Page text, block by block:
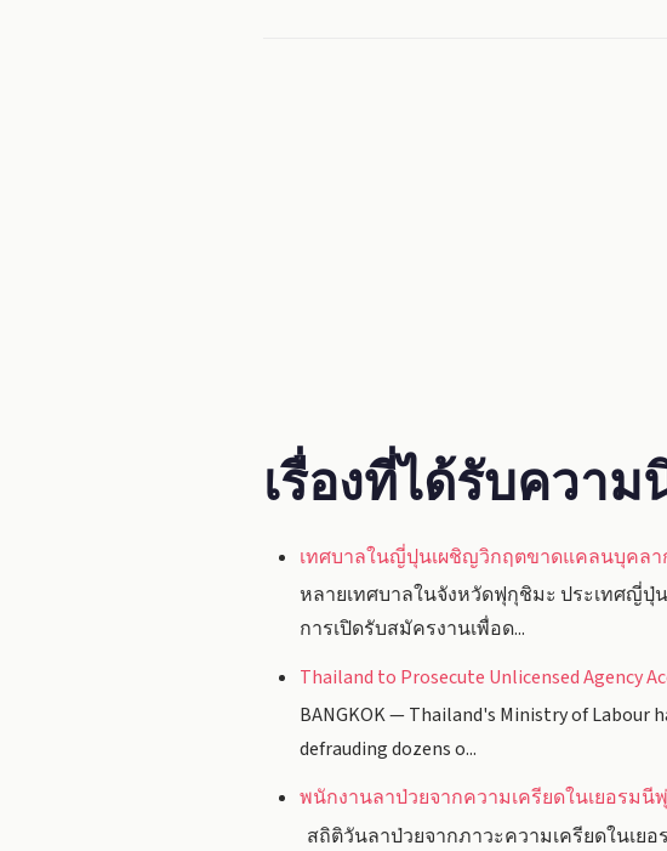
เรื่องที่ได้รับความ
เทศบาลในญี่ปุนเผชิญวิกฤตขาดแคลนบุคล
หลายเทศบาลในจังหวัดฟุกุชิมะ ประเทศญี่ปุ่
การเปิดรับสมัครงานเพื่อด...
Thailand to Prosecute Unlicensed Agency
BANGKOK — Thailand's Ministry of Labour
defrauding dozens o...
พนักงานลาป่วยจากความเครียดในเยอรมนีพุ่
สถิติวันลาป่วยจากภาวะความเครียดในเยอ